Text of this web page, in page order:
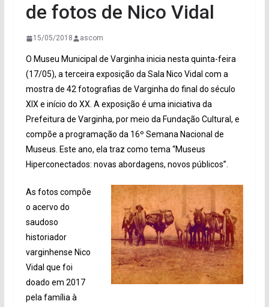
de fotos de Nico Vidal
15/05/2018 ascom
O Museu Municipal de Varginha inicia nesta quinta-feira
(17/05), a terceira exposição da Sala Nico Vidal com a
mostra de 42 fotografias de Varginha do final do século
XIX e início do XX. A exposição é uma iniciativa da
Prefeitura de Varginha, por meio da Fundação Cultural, e
compõe a programação da 16º Semana Nacional de
Museus. Este ano, ela traz como tema “Museus
Hiperconectados: novas abordagens, novos públicos”.
As fotos compõe
o acervo do
saudoso
historiador
varginhense Nico
Vidal que foi
doado em 2017
pela família à